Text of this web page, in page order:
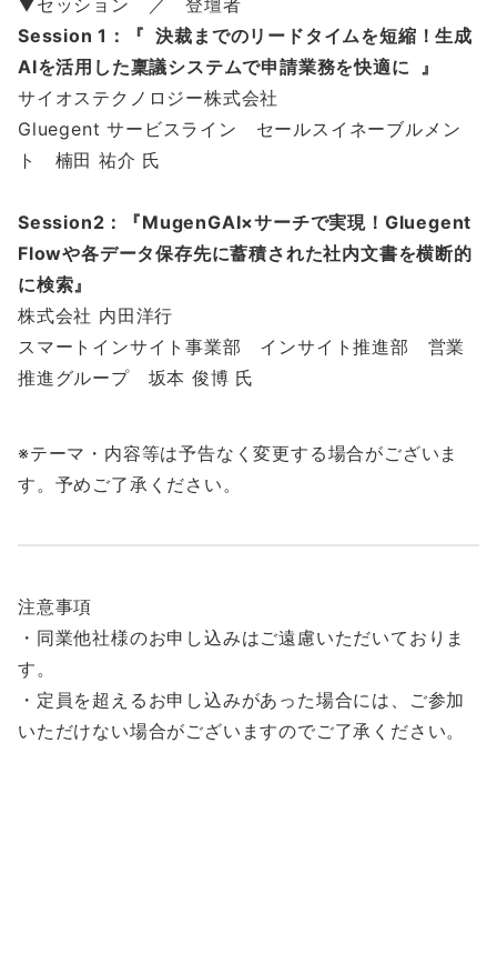
Session 1：『 決裁までのリードタイムを短縮！生成
AIを活用した稟議システムで申請業務を快適に 』
サイオステクノロジー株式会社
Gluegent サービスライン セールスイネーブルメン
ト 楠田 祐介 氏
Session2：『MugenGAI×サーチで実現！Gluegent
Flowや各データ保存先に蓄積された社内文書を横断的
に検索』
株式会社 内田洋行
スマートインサイト事業部 インサイト推進部 営業
推進グループ 坂本 俊博 氏
※テーマ・内容等は予告なく変更する場合がございま
す。予めご了承ください。
注意事項
・同業他社様のお申し込みはご遠慮いただいておりま
す。
・定員を超えるお申し込みがあった場合には、ご参加
いただけない場合がございますのでご了承ください。